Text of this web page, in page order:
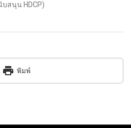
บสนุน HDCP)
print พิมพ์